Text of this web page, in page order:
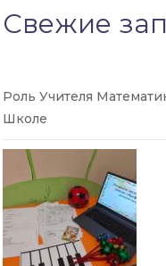
Свежие
Роль Учителя
Школе